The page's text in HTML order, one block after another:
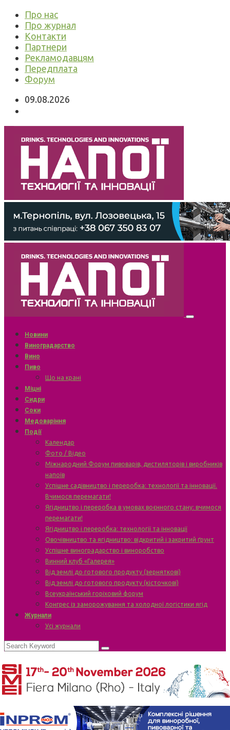
Про нас
Про журнал
Контакти
Партнери
Рекламодавцям
Передплата
Форум
09.08.2026
Новини
Виноградарство
Вино
Пиво
Що на крані
Міцні
Сидри
Соки
Медоваріння
Події
Календар
Фото / Відео
Міжнародний Форум пивоварів, дистиляторів і виробників
напоїв
Успішне садівництво і переробка: технології та інновації.
Вчимося перемагати!
Ягідництво і переробка в умовах воєнного стану: вчимося
перемагати!
Ягідництво і переробка: технології та інновації
Овочівництво та ягідництво: відкритий і закритий ґрунт
Успішне виноградарство і виноробство
Винний клуб «Галерея»
Від землі до готового продукту (зерняткові)
Від землі до готового продукту (кісточкові)
Всеукраїнський горіховий форум
Конгрес із заморожування та холодної логістики ягід
Журнали
Усі журнали